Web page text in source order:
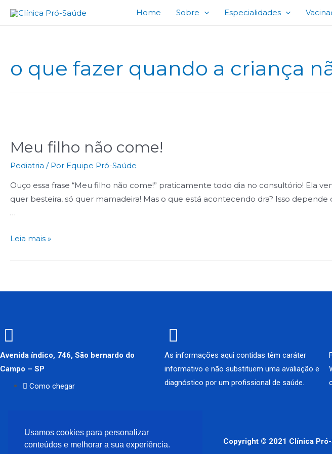
Usamos cookies para personalizar
conteúdos e melhorar a sua experiência.
Home Sobre Especialidades
o que fazer quando a criança
Meu filho não come!
Pediatria / Por Equipe Pró-Saúde
Ouço essa frase “Meu filho não come!” praticamente todo dia no consultório! Ela
quer besteira, só quer mamadeira! Mas o que está acontecendo dra? Isso
…
Leia mais »
Avenida índico, 746, São bernardo do
Campo – SP
Como chegar
As informações aqui contidas têm caráter
informativo e não substituem uma avaliação e
diagnóstico por um profissional de saúde.
Copyright © 2021 Clínica